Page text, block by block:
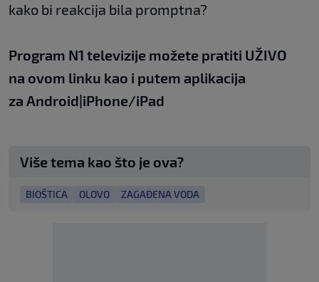
kako bi reakcija bila promptna?
Program N1 televizije možete pratiti UŽIVO
na ovom linku kao i putem aplikacija
za Android|iPhone/iPad
Više tema kao što je ova?
BIOŠTICA OLOVO ZAGAĐENA VODA